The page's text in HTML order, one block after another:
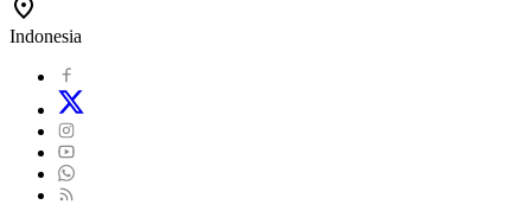
Indonesia